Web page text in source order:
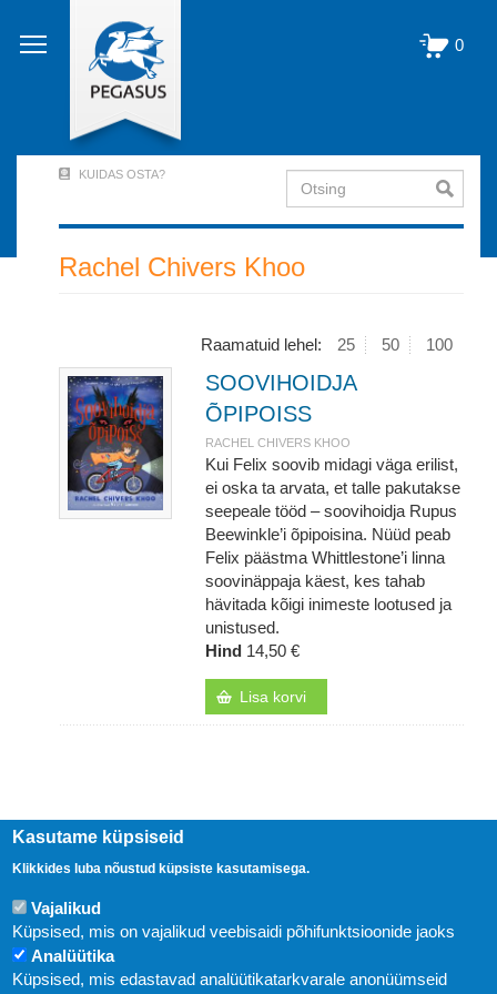
edasi
põhisisu
0
Account
Menu
KUIDAS OSTA? Otsing
Rachel Chivers Khoo
Raamatuid lehel: 25 50 100
SOOVIHOIDJA
ÕPIPOISS
RACHEL CHIVERS KHOO
Kui Felix soovib midagi väga erilist,
ei oska ta arvata, et talle pakutakse
seepeale tööd – soovihoidja Rupus
Beewinkle’i õpipoisina. Nüüd peab
Felix päästma Whittlestone’i linna
soovinäppaja käest, kes tahab
hävitada kõigi inimeste lootused ja
unistused.
Hind 14,50 €
Lisa korvi
Uudised
Kasutame küpsiseid
Klikkides luba nõustud küpsiste kasutamisega.
Vajalikud
Küpsised, mis on vajalikud veebisaidi põhifunktsioonide jaoks
Analüütika
Küpsised, mis edastavad analüütikatarkvarale anonüümseid